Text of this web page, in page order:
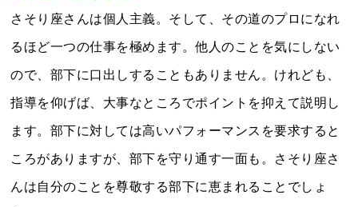
さそり座さんは個人主義。そして、その道のプロになれ
るほど一つの仕事を極めます。他人のことを気にしない
ので、部下に口出しすることもありません。けれども、
指導を仰げば、大事なところでポイントを抑えて説明し
ます。部下に対しては高いパフォーマンスを要求すると
ころがありますが、部下を守り通す一面も。さそり座さ
んは自分のことを尊敬する部下に恵まれることでしょ